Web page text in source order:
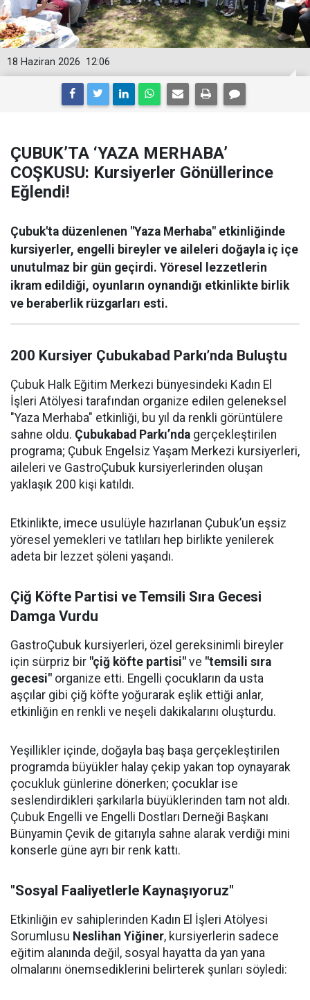
12:06
18 Haziran 2026
ÇUBUK’TA ‘YAZA MERHABA’
COŞKUSU: Kursiyerler Gönüllerince
Eğlendi!
Çubuk'ta düzenlenen "Yaza Merhaba" etkinliğinde
kursiyerler, engelli bireyler ve aileleri doğayla iç içe
unutulmaz bir gün geçirdi. Yöresel lezzetlerin
ikram edildiği, oyunların oynandığı etkinlikte birlik
ve beraberlik rüzgarları esti.
200 Kursiyer Çubukabad Parkı’nda Buluştu
Çubuk Halk Eğitim Merkezi bünyesindeki Kadın El
İşleri Atölyesi tarafından organize edilen geleneksel
"Yaza Merhaba" etkinliği, bu yıl da renkli görüntülere
sahne oldu. Çubukabad Parkı’nda gerçekleştirilen
programa; Çubuk Engelsiz Yaşam Merkezi kursiyerleri,
aileleri ve GastroÇubuk kursiyerlerinden oluşan
yaklaşık 200 kişi katıldı.
Etkinlikte, imece usulüyle hazırlanan Çubuk’un eşsiz
yöresel yemekleri ve tatlıları hep birlikte yenilerek
adeta bir lezzet şöleni yaşandı.
Çiğ Köfte Partisi ve Temsili Sıra Gecesi
Damga Vurdu
GastroÇubuk kursiyerleri, özel gereksinimli bireyler
için sürpriz bir "çiğ köfte partisi" ve "temsili sıra
gecesi" organize etti. Engelli çocukların da usta
aşçılar gibi çiğ köfte yoğurarak eşlik ettiği anlar,
etkinliğin en renkli ve neşeli dakikalarını oluşturdu.
Yeşillikler içinde, doğayla baş başa gerçekleştirilen
programda büyükler halay çekip yakan top oynayarak
çocukluk günlerine dönerken; çocuklar ise
seslendirdikleri şarkılarla büyüklerinden tam not aldı.
Çubuk Engelli ve Engelli Dostları Derneği Başkanı
Bünyamin Çevik de gitarıyla sahne alarak verdiği mini
konserle güne ayrı bir renk kattı.
"Sosyal Faaliyetlerle Kaynaşıyoruz"
Etkinliğin ev sahiplerinden Kadın El İşleri Atölyesi
Sorumlusu Neslihan Yiğiner, kursiyerlerin sadece
eğitim alanında değil, sosyal hayatta da yan yana
olmalarını önemsediklerini belirterek şunları söyledi: